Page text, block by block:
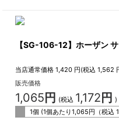
【SG-106-12】ホーザン
当店通常価格 1,420 円(税込1,562
販売価格
1,065 円 (税込 1,172 円 )
1個 (1個あたり1,065円（税込